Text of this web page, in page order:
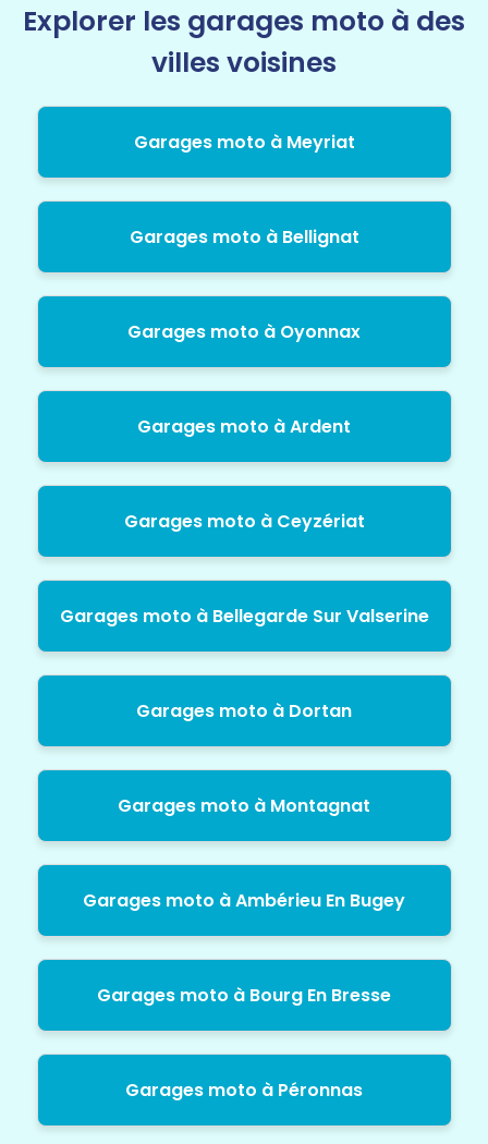
Explorer les garages moto à des
villes voisines
Garages moto à Meyriat
Garages moto à Bellignat
Garages moto à Oyonnax
Garages moto à Ardent
Garages moto à Ceyzériat
Garages moto à Bellegarde Sur Valserine
Garages moto à Dortan
Garages moto à Montagnat
Garages moto à Ambérieu En Bugey
Garages moto à Bourg En Bresse
Garages moto à Péronnas